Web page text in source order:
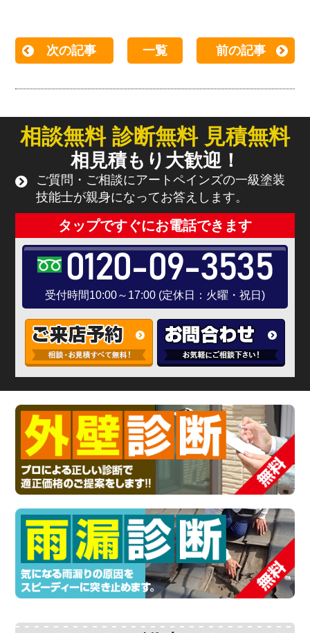
次の記事 一覧 前の記事
相談無料 診断無料 見積無料
相見積もり大歓迎！
ご質問・ご相談にアートペインズの一級塗装
技能士が親身になってお答えします。
タップですぐにお電話できます
0120-09-3535
受付時間10:00～17:00 (定休日：火曜・祝日)